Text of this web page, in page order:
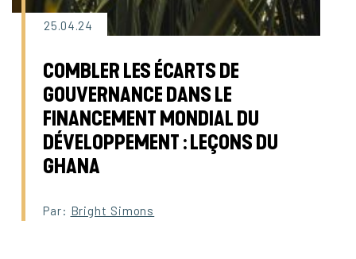
25.04.24
COMBLER LES ÉCARTS DE
GOUVERNANCE DANS LE
FINANCEMENT MONDIAL DU
DÉVELOPPEMENT : LEÇONS DU
GHANA
Par: Bright Simons